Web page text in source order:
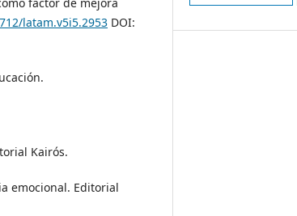
latam.v5i5.2953 DOI:
Kairós.
emocional. Editorial